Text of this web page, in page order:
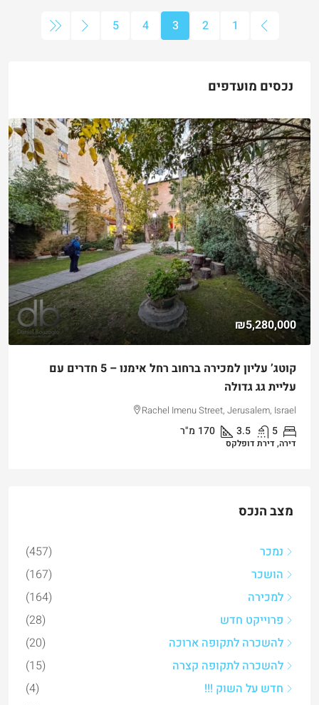
1
2
3
4
5
נכסים מועדפים
₪5,280,000
קוטג’ עליון למכירה ברחוב רחל אימנו – 5 חדרים עם
עליית גג גדולה
Rachel Imenu Street, Jerusalem, Israel
5
3.5
170 מ"ר
דירה, דירת דופלקס
מצב הנכס
נמכר
(457)
הושכר
(167)
למכירה
(164)
פרוייקט חדש
(28)
להשכרה לתקופה ארוכה
(20)
להשכרה לתקופה קצרה
(15)
חדש על השוק !!!
(4)